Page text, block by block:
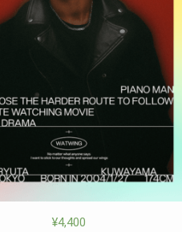
¥4,400